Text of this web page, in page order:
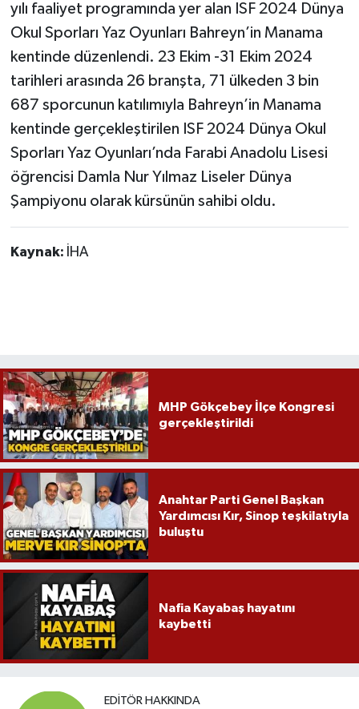
yılı faaliyet programında yer alan ISF 2024 Dünya
Okul Sporları Yaz Oyunları Bahreyn’in Manama
kentinde düzenlendi. 23 Ekim -31 Ekim 2024
tarihleri arasında 26 branşta, 71 ülkeden 3 bin
687 sporcunun katılımıyla Bahreyn’in Manama
kentinde gerçekleştirilen ISF 2024 Dünya Okul
Sporları Yaz Oyunları’nda Farabi Anadolu Lisesi
öğrencisi Damla Nur Yılmaz Liseler Dünya
Şampiyonu olarak kürsünün sahibi oldu.
Kaynak: İHA
MHP Gökçebey İlçe Kongresi
gerçekleştirildi
Anahtar Parti Genel Başkan
Yardımcısı Kır, Sinop teşkilatıyla
buluştu
Nafia Kayabaş hayatını
kaybetti
EDITÖR HAKKINDA
Gökçebey
GÜNDEM
Kilimli
Kültür - Sanat
MAGAZİN
Sağlık
SİYASET
Spor
Ulusal
Yaşam